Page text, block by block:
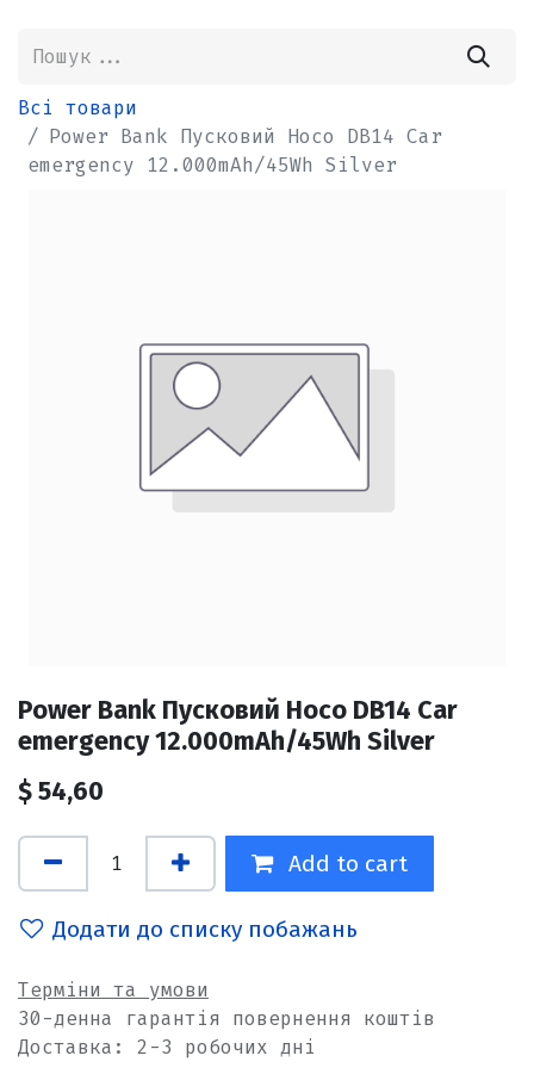
Всі товари
Power Bank Пусковий Hoco DB14 Car
emergency 12.000mAh/45Wh Silver
Power Bank Пусковий Hoco DB14 Car
emergency 12.000mAh/45Wh Silver
$54,60
Add to cart
Додати до списку побажань
Терміни та умови
30-денна гарантія повернення коштів
Доставка: 2-3 робочих дні